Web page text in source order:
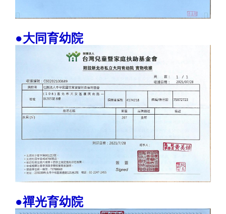
●大同育幼院
●禪光育幼院